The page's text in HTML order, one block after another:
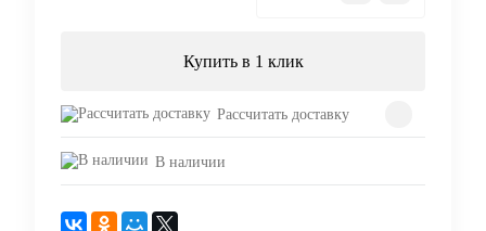
Купить в 1 клик
Рассчитать доставку
В наличии